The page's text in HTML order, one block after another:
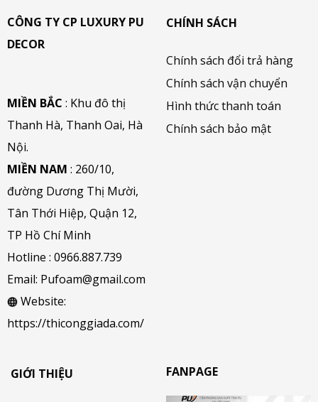
CÔNG TY CP LUXURY PU
DECOR
MIỀN BẮC : Khu đô thị
Thanh Hà, Thanh Oai, Hà
Nội.
MIỀN NAM : 260/10,
đường Dương Thị Mười,
Tân Thới Hiệp, Quận 12,
TP Hồ Chí Minh
Hotline : 0966.887.739
Email: Pufoam@gmail.com
Website:
https://thiconggiada.com/
CHÍNH SÁCH
Chính sách đổi trả hàng
Chính sách vận chuyển
Hình thức thanh toán
Chính sách bảo mật
GIỚI THIỆU FANPAGE